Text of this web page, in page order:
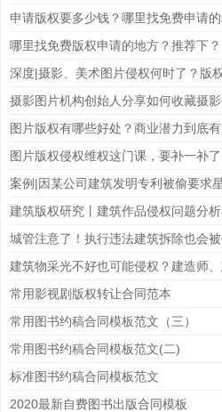
申请版权要多少钱？哪里找免费申请的
哪里找免费版权申请的地方？推荐下？
深度|摄影、美术图片侵权何时了？版
摄影图片机构创始人分享如何收藏摄
图片版权有哪些好处？商业潜力到底有
图片版权侵权维权这门课，要补一补了
案例|因某公司建筑发明专利被偷要求
建筑版权研究丨建筑作品侵权问题分
城管注意了！执行违法建筑拆除也会
建筑物采光不好也可能侵权？建造师
常用影视剧版权转让合同范本
常用图书约稿合同模板范文（三）
常用图书约稿合同模板范文(二)
标准图书约稿合同模板范文
2020最新自费图书出版合同模板